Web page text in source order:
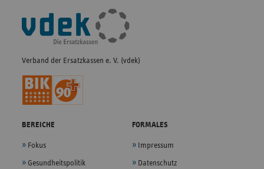
Fußleisten-
Navigation
Verband der Ersatzkassen e. V. (vdek)
BEREICHE
Fokus
Gesundheitspolitik
FORMALES
Impressum
Datenschutz